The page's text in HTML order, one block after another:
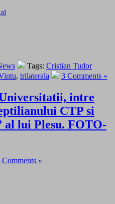
Tags: Cristian Tudor
, trilaterala 3 Comments »
intre
CTP si
al lui Plesu. FOTO-
»